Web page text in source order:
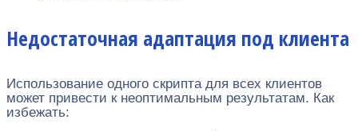
Недостаточная адаптация под клиента
Использование одного скрипта для всех клиентов
может привести к неоптимальным результатам. Как
избежать: